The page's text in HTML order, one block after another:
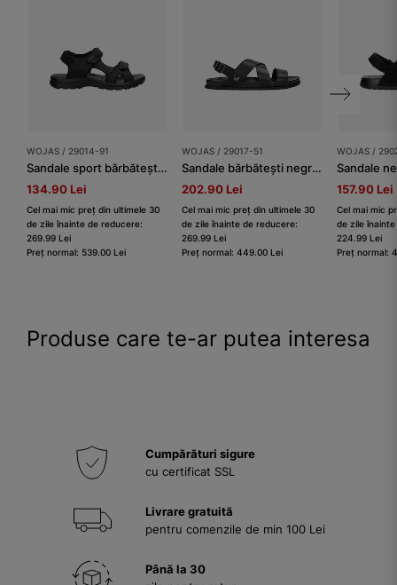
WOJAS / 29014-91
Sandale sport bărbătești negre din piele crazy horse
134.90 Lei
Cel mai mic preț din ultimele 30
de zile înainte de reducere:
269.99 Lei
Preț normal: 539.00 Lei
WOJAS / 29017-51
Sandale bărbătești negre din piele
202.90 Lei
Cel mai mic preț din ultimele 30
de zile înainte de reducere:
269.99 Lei
Preț normal: 449.00 Lei
WOJAS /
157.90 Lei
Cel mai mic
de zile
224.99 Lei
Preț normal:
Produse care te-ar putea interesa
Cumpărături sigure
cu certificat SSL
Livrare gratuită
pentru comenzile de min 100 Lei
Până la 30